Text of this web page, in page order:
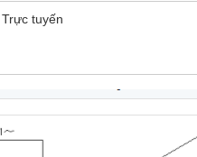
Trực tuyến